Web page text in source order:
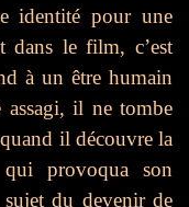
identité pour une
dans le film, c’est
à un être humain
assagi, il ne tombe
il découvre la
provoqua son
du devenir de